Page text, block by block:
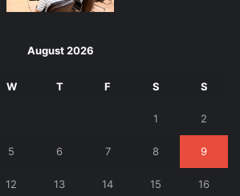
August 2026
W T F S S
1 2
5 6 7 8 9
12 13 14 15 16